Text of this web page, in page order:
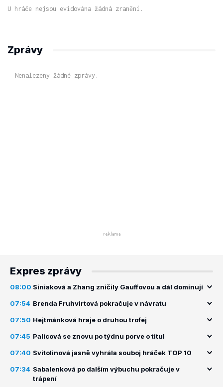
U hráče nejsou evidována žádná zranění.
Zprávy
Nenalezeny žádné zprávy.
Expres zprávy
08:00 Siniaková a Zhang zničily Gauffovou a dál dominují
07:54 Brenda Fruhvirtová pokračuje v návratu
07:50 Hejtmánková hraje o druhou trofej
07:45 Palicová se znovu po týdnu porve o titul
07:40 Svitolinová jasně vyhrála souboj hráček TOP 10
07:34 Sabalenková po dalším výbuchu pokračuje v
trápení